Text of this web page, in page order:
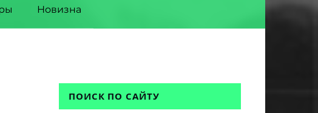
Новизна
ПОИСК ПО САЙТУ